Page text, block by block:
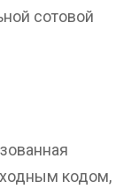
сотовой
кодом,